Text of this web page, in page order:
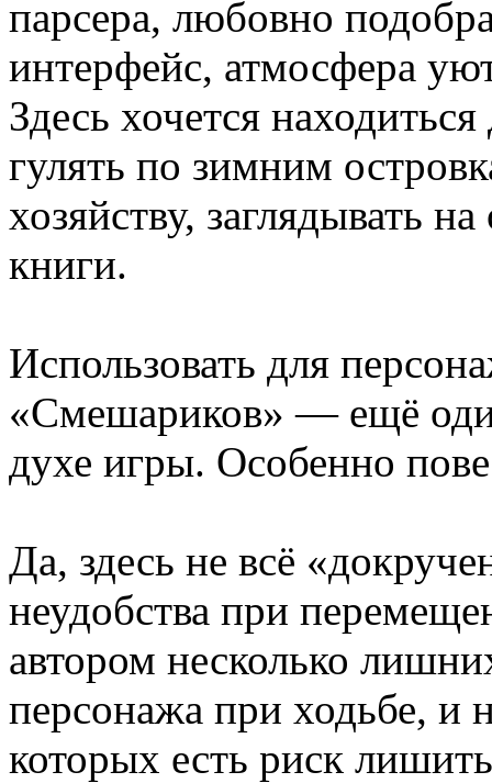
парсера, любовно
интерфейс, атмосфера
Здесь хочется
гулять по зимним
хозяйству, заглядывать
книги.
Использовать для
«Смешариков» — ещё
духе игры. Особенно
Да, здесь не всё
неудобства при
автором несколько
персонажа при ходьбе, и
которых есть риск